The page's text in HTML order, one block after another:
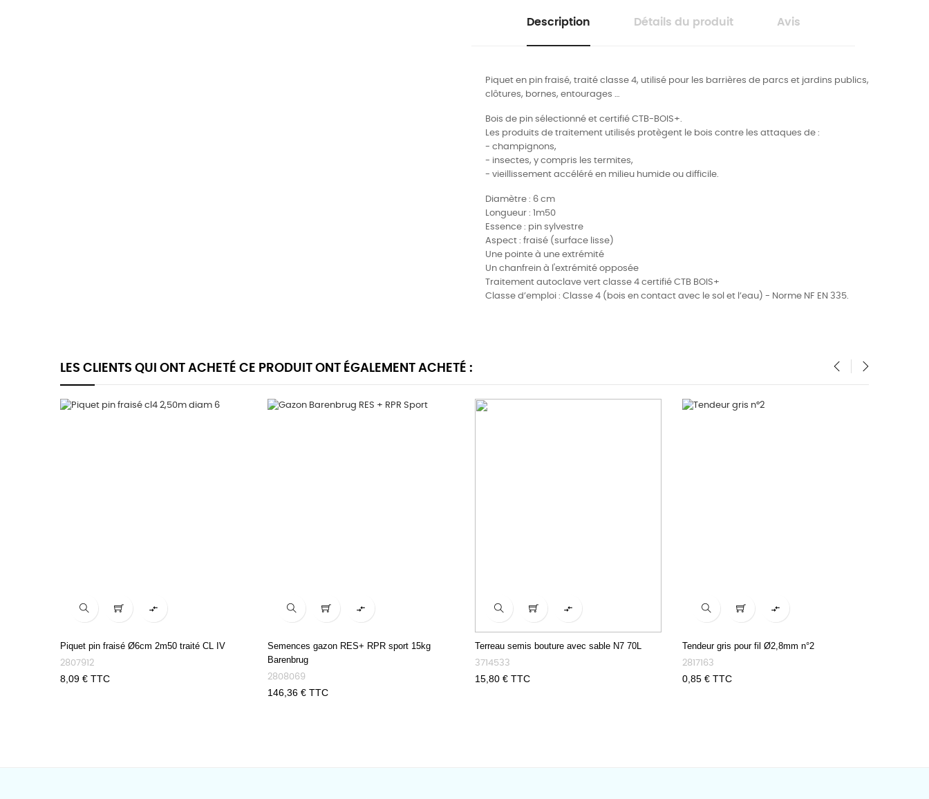
Description Détails du produit Avis
Piquet en pin fraisé, traité classe 4, utilisé pour les barrières de parcs et jardins publics,
clôtures, bornes, entourages …
Bois de pin sélectionné et certifié CTB-BOIS+.
Les produits de traitement utilisés protègent le bois contre les attaques de :
- champignons,
- insectes, y compris les termites,
- vieillissement accéléré en milieu humide ou difficile.
Diamètre : 6 cm
Longueur : 1m50
Essence : pin sylvestre
Aspect : fraisé (surface lisse)
Une pointe à une extrémité
Un chanfrein à l'extrémité opposée
Traitement autoclave vert classe 4 certifié CTB BOIS+
Classe d’emploi : Classe 4 (bois en contact avec le sol et l’eau) - Norme NF EN 335.
LES CLIENTS QUI ONT ACHETÉ CE PRODUIT ONT ÉGALEMENT ACHETÉ :

Piquet pin fraisé Ø6cm 2m50 traité CL IV
2807912
Prix
8,09 € TTC

Semences gazon RES+ RPR sport 15kg
Barenbrug
2808069
Prix
146,36 € TTC

Terreau semis bouture avec sable N7 70L
3714533
Prix
15,80 € TTC

Tendeur gris pour fil Ø2,8mm n°2
2817163
Prix
0,85 € TTC